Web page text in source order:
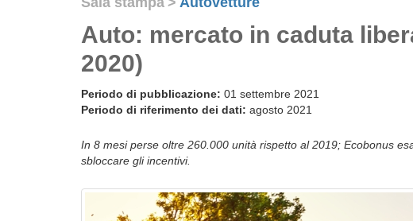
Auto: mercato in caduta
2020)
Periodo di pubblicazione: 01 settembre 2021
Periodo di riferimento dei dati: agosto 2021
In 8 mesi perse oltre 260.000 unità rispetto al 2019; Ecobonus
sbloccare gli incentivi.